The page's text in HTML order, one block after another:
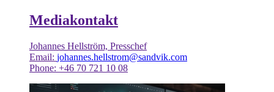
Mediakontakt
Johannes Hellström, Presschef
Email: johannes.hellstrom@sandvik.com
Phone: +46 70 721 10 08